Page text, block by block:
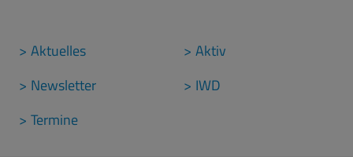
Aktuelles
Newsletter
Termine
Aktiv
IWD